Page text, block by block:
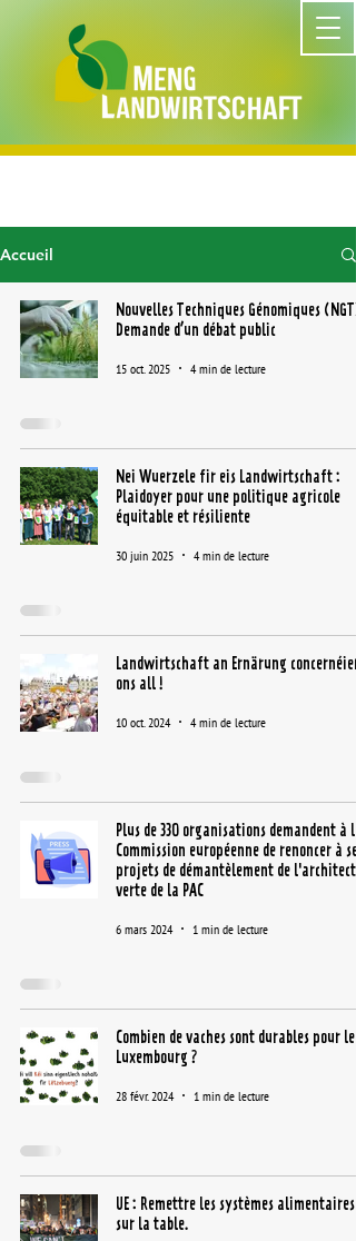
Accueil
Nouvelles Techniques Génomiques (NGT):
Demande d’un débat public
15 oct. 2025 4 min de lecture
Nei Wuerzele fir eis Landwirtschaft :
Plaidoyer pour une politique agricole
équitable et résiliente
30 juin 2025 4 min de lecture
Landwirtschaft an Ernärung
ons all !
10 oct. 2024 4 min de lecture
Plus de 330 organisations demandent à la
Commission européenne de renoncer à ses
projets de démantèlement de
verte de la PAC
6 mars 2024 1 min de lecture
Combien de vaches sont durables pour le
Luxembourg ?
28 févr. 2024 1 min de lecture
UE : Remettre les systèmes alimentaires
sur la table.